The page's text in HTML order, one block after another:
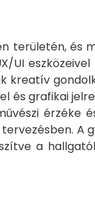
területén, és
eszközeivel
és grafikai
érzéke
a